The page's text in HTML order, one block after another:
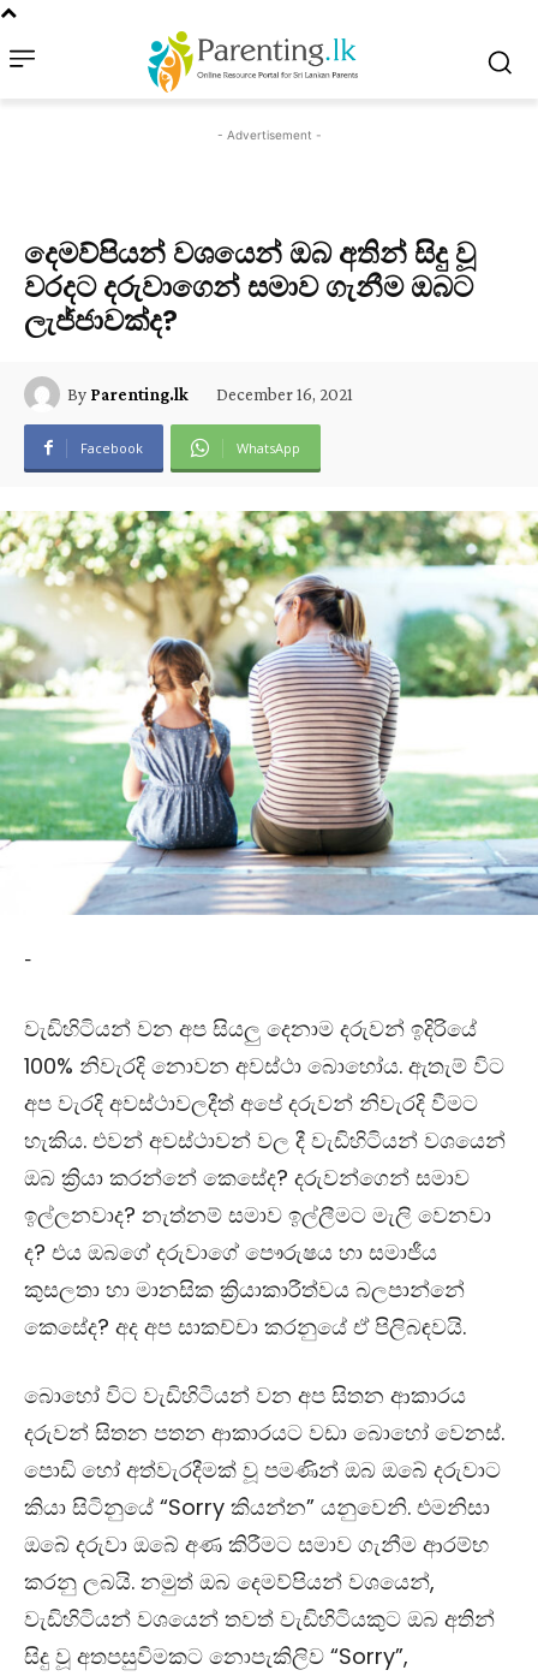
- Advertisement -
දෙමව්පියන් වශයෙන් ඔබ අතින් සිදු වූ
වරදට දරුවාගෙන් සමාව ගැනීම ඔබට
ලැජ්ජාවක්ද?
By Parenting.lk December 16, 2021
Facebook WhatsApp
-
වැඩිහිටියන් වන අප සියලු දෙනාම දරුවන් ඉදිරියේ
100% නිවැරදි නොවන අවස්ථා බොහෝය. ඇතැම් විට
අප වැරදි අවස්ථාවලදීත් අපේ දරුවන් නිවැරදි වීමට
හැකිය. එවන් අවස්ථාවන් වල දී වැඩිහිටියන් වශයෙන්
ඔබ ක්‍රියා කරන්නේ කෙසේද? දරුවන්ගෙන් සමාව
ඉල්ලනවාද? නැත්නම් සමාව ඉල්ලීමට මැලි වෙනවා
ද? එය ඔබගේ දරුවාගේ පෞරුෂය හා සමාජීය
කුසලතා හා මානසික ක්‍රියාකාරීත්වය බලපාන්නේ
කෙසේද? අද අප සාකච්චා කරනුයේ ඒ පිලිබඳවයි.
බොහෝ විට වැඩිහිටියන් වන අප සිතන ආකාරය
දරුවන් සිතන පතන ආකාරයට වඩා බොහෝ වෙනස්.
පොඩි හෝ අත්වැරදීමක් වූ පමණින් ඔබ ඔබේ දරුවාට
කියා සිටිනුයේ “Sorry කියන්න” යනුවෙනි. එමනිසා
ඔබේ දරුවා ඔබේ අණ කිරීමට සමාව ගැනීම ආරම්භ
කරනු ලබයි. නමුත් ඔබ දෙමව්පියන් වශයෙන්,
වැඩිහිටියන් වශයෙන් තවත් වැඩිහිටියකුට ඔබ අතින්
සිදු වූ අතපසුවිමකට නොපැකිලිව “Sorry”,